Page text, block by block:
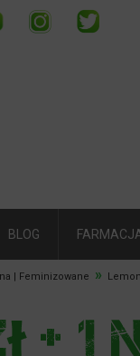
BLOG
| Feminizowane »